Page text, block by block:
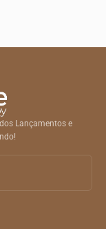
Lançamentos e